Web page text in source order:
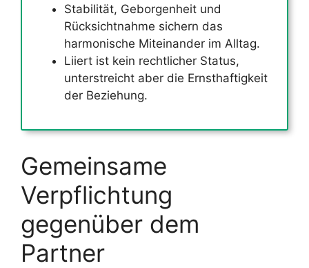
Stabilität, Geborgenheit und
Rücksichtnahme sichern das
harmonische Miteinander im Alltag.
Liiert ist kein rechtlicher Status,
unterstreicht aber die Ernsthaftigkeit
der Beziehung.
Gemeinsame
Verpflichtung
gegenüber dem
Partner